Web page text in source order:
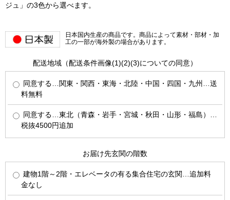
ジュ」の3色から選べます。
日本国内生産の商品です。商品によって素材・部材・加
工の一部が海外製の場合があります。
配送地域（配送条件画像(1)(2)(3)についての同意）
同意する…関東・関西・東海・北陸・中国・四国・九州…送
料無料
同意する…東北（青森・岩手・宮城・秋田・山形・福島）…
税抜4500円追加
お届け先玄関の階数
建物1階～2階・エレベータの有る集合住宅の玄関…追加料
金なし